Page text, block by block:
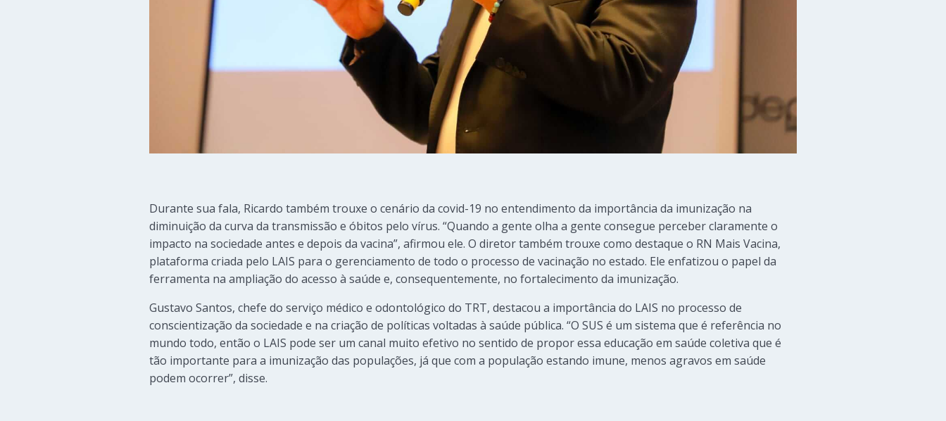
Durante sua fala, Ricardo também trouxe o cenário da covid-19 no entendimento da importância da imunização na
diminuição da curva da transmissão e óbitos pelo vírus. “Quando a gente olha a gente consegue perceber claramente o
impacto na sociedade antes e depois da vacina”, afirmou ele. O diretor também trouxe como destaque o RN Mais Vacina,
plataforma criada pelo LAIS para o gerenciamento de todo o processo de vacinação no estado. Ele enfatizou o papel da
ferramenta na ampliação do acesso à saúde e, consequentemente, no fortalecimento da imunização.
Gustavo Santos, chefe do serviço médico e odontológico do TRT, destacou a importância do LAIS no processo de
conscientização da sociedade e na criação de políticas voltadas à saúde pública. “O SUS é um sistema que é referência no
mundo todo, então o LAIS pode ser um canal muito efetivo no sentido de propor essa educação em saúde coletiva que é
tão importante para a imunização das populações, já que com a população estando imune, menos agravos em saúde
podem ocorrer”, disse.